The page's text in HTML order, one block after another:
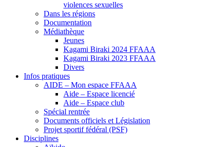
violences sexuelles
Dans les régions
Documentation
Médiathèque
Jeunes
Kagami Biraki 2024 FFAAA
Kagami Biraki 2023 FFAAA
Divers
Infos pratiques
AIDE – Mon espace FFAAA
Aide – Espace licencié
Aide – Espace club
Spécial rentrée
Documents officiels et Législation
Projet sportif fédéral (PSF)
Disciplines